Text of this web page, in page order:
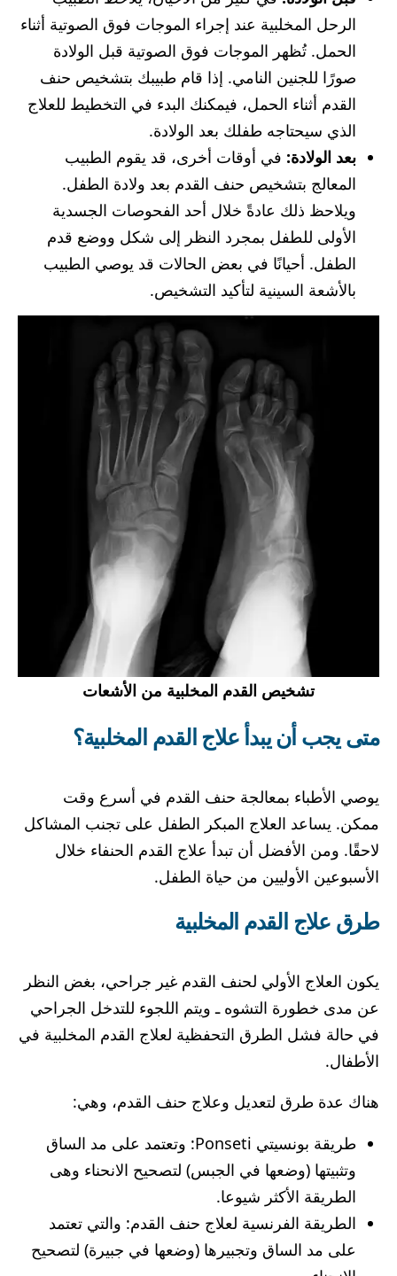
الرحل المخلبية عند إجراء الموجات فوق الصوتية أثناء
الحمل. تُظهر الموجات فوق الصوتية قبل الولادة
صورًا للجنين النامي. إذا قام طبيبك بتشخيص حنف
القدم أثناء الحمل، فيمكنك البدء في التخطيط للعلاج
الذي سيحتاجه طفلك بعد الولادة.
بعد الولادة: في أوقات أخرى، قد يقوم الطبيب
المعالج بتشخيص حنف القدم بعد ولادة الطفل.
ويلاحظ ذلك عادةً خلال أحد الفحوصات الجسدية
الأولى للطفل بمجرد النظر إلى شكل ووضع قدم
الطفل. أحيانًا في بعض الحالات قد يوصي الطبيب
بالأشعة السينية لتأكيد التشخيص.
تشخيص القدم المخلبية من الأشعات
متى يجب أن يبدأ علاج القدم المخلبية؟
يوصي الأطباء بمعالجة حنف القدم في أسرع وقت
ممكن. يساعد العلاج المبكر الطفل على تجنب المشاكل
لاحقًا. ومن الأفضل أن تبدأ علاج القدم الحنفاء خلال
الأسبوعين الأوليين من حياة الطفل.
طرق علاج القدم المخلبية
يكون العلاج الأولي لحنف القدم غير جراحي، بغض النظر
عن مدى خطورة التشوه ـ ويتم اللجوء للتدخل الجراحي
في حالة فشل الطرق التحفظية لعلاج القدم المخلبية في
الأطفال.
هناك عدة طرق لتعديل وعلاج حنف القدم، وهي:
طريقة بونسيتي Ponseti: وتعتمد على مد الساق
وتثبيتها (وضعها في الجبس) لتصحيح الانحناء وهى
الطريقة الأكثر شيوعا.
الطريقة الفرنسية لعلاج حنف القدم: والتي تعتمد
على مد الساق وتجبيرها (وضعها في جبيرة) لتصحيح